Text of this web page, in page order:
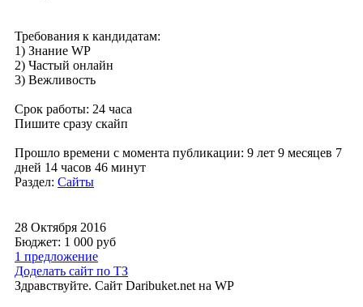
Требования к кандидатам:
1) Знание WP
2) Частый онлайн
3) Вежливость
Срок работы: 24 часа
Пишите сразу скайп
Прошло времени с момента публикации: 9 лет 9 месяцев 7
дней 14 часов 46 минут
Раздел: Сайты
28 Октября 2016
Бюджет: 1 000 руб
1 предложение
Доделать сайт по ТЗ
Здравствуйте. Сайт Daribuket.net на WP